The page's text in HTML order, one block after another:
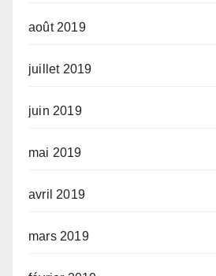
août 2019
juillet 2019
juin 2019
mai 2019
avril 2019
mars 2019